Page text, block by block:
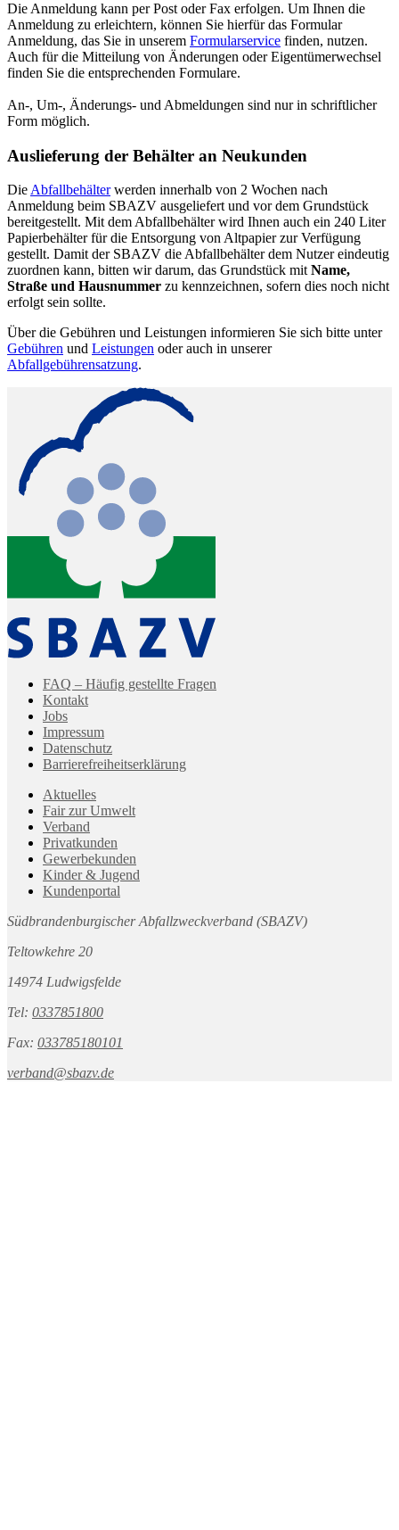
Die Anmeldung kann per Post oder Fax erfolgen. Um Ihnen die
Anmeldung zu erleichtern, können Sie hierfür das Formular
Anmeldung, das Sie in unserem Formularservice finden, nutzen.
Auch für die Mitteilung von Änderungen oder Eigentümerwechsel
finden Sie die entsprechenden Formulare.
An-, Um-, Änderungs- und Abmeldungen sind nur in schriftlicher
Form möglich.
Auslieferung der Behälter an Neukunden
Die Abfallbehälterwerden innerhalb von 2 Wochen nach
Anmeldung beim SBAZV ausgeliefert und vor dem Grundstück
bereitgestellt. Mit dem Abfallbehälter wird Ihnen auch ein 240 Liter
Papierbehälter für die Entsorgung von Altpapier zur Verfügung
gestellt. Damit der SBAZV die Abfallbehälter dem Nutzer eindeutig
zuordnen kann, bitten wir darum, das Grundstück mit Name,
Straße und Hausnummer zu kennzeichnen, sofern dies noch nicht
erfolgt sein sollte.
Über die Gebühren und Leistungen informieren Sie sich bitte unter
Gebühren und Leistungen oder auch in unserer
Abfallgebührensatzung.
FAQ – Häufig gestellte Fragen
Kontakt
Jobs
Impressum
Datenschutz
Barrierefreiheitserklärung
Aktuelles
Fair zur Umwelt
Verband
Privatkunden
Gewerbekunden
Kinder & Jugend
Kundenportal
Südbrandenburgischer Abfallzweckverband (SBAZV)
Teltowkehre 20
14974 Ludwigsfelde
Tel: 0337851800
Fax: 033785180101
verband@sbazv.de